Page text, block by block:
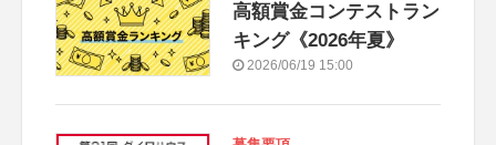
高額賞金コンテストラン
キング《2026年夏》
2026/06/19 15:00